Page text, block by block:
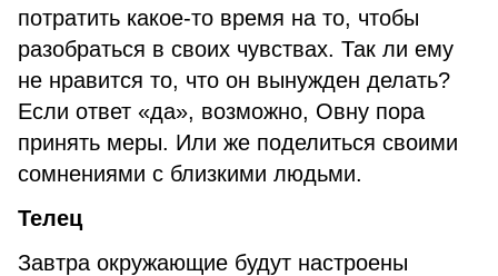
потратить какое-то время на то, чтобы
разобраться в своих чувствах. Так ли ему
не нравится то, что он вынужден делать?
Если ответ «да», возможно, Овну пора
принять меры. Или же поделиться своими
сомнениями с близкими людьми.
Телец
Завтра окружающие будут настроены